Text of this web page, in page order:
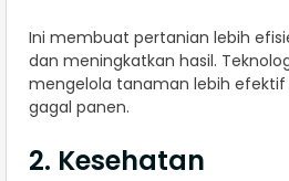
Ini membuat pertanian lebih
dan meningkatkan hasil.
mengelola tanaman lebih efektif
gagal panen.
2. Kesehatan